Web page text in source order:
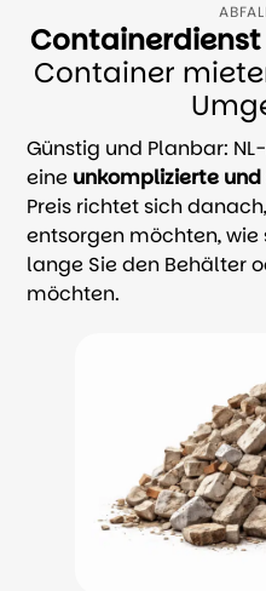
Containerdienst
Container
Günstig und Planbar:
eine unkomplizierte
Preis richtet sich
entsorgen möchten,
lange Sie den Behälter
möchten.